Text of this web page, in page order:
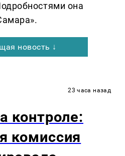
она
новость ↓
23 часа назад
контроле:
комиссия